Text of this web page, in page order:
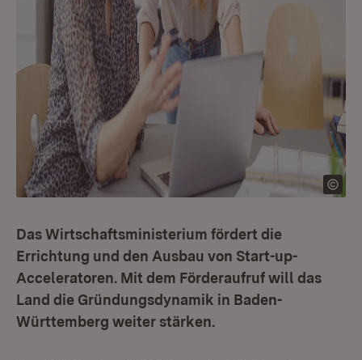
Das Wirtschaftsministerium fördert die
Errichtung und den Ausbau von Start-up-
Acceleratoren. Mit dem Förderaufruf will das
Land die Gründungsdynamik in Baden-
Württemberg weiter stärken.